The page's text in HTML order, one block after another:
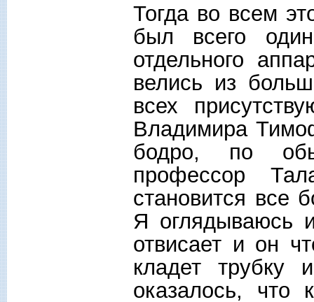
Тогда во всем
был всего
отдельного
велись из
всех
Владимира
бодро, по
профессор
становится все
Я оглядываюсь
отвисает и он
кладет трубку
оказалось, что